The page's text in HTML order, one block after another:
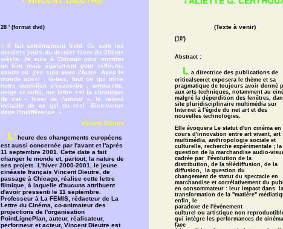
28 ' (format dvd)
«
Il fait extrêmement froid. Ce sont les
derniers jours du dernier hiver du 20éme
siècle. Je suis à Chicago pour montrer
un film mais également pour réfléchir,
savoir où j'en suis avec l'Autre. Avec le
monde aussi ; là-bas, tout ce qui mine
notre quotidien s'exacerbe ; amourette,
neige et oubli, ma lettre est la chronique
de cet « hiver de l'amour », le relevé
instable de ce gel du réel. Bien-venue
dans l'indifférence. »
Vincent Dieutre
L'heure des changements européens
est aussi concernée par l'avant et l'après
11 septembre 2001. Cette date a fait
changer le monde et, partout, la nature de
ses projets. L'hiver 2000-2001, le jeune
cinéaste français Vincent Dieutre, de
passage à Chicago, réalise cette lettre
filmique, à laquelle d'aucuns attribuent
d'avoir pressenti le 11 septembre.
Professeur à La FEMIS, rédacteur de La
Lettre du Cinéma, co-animateur des
projections de l'organisation
PointLignePlan, auteur, réalisateur,
performeur et acteur, Vincent Dieutre est
(Texte à venir)
(10')
Abstract :
L a directrice des publications de
criticalsecret exposera le thème et sa
pragmatique de toujours avoir donné
aux arts techniques, notamment au
malgré la déperdition des fenêtres,
site pluridisciplinaire multimédia sur
Internet à l'égide du net art et des
nouvelles technologies.
Elle évoquera Le statut d'un cinéma en
cours d'innovation entre art vivant, art
multimédia, anthropologie sociale et
culturelle, recherche expérimentale ; la
question de la marchandise audio-
cadrée par l'évolution de la
distribution, de la télédiffusion, de la
diffusion, la question du
changement de statut du spectacle en
marchandise et corrélativement du
en consommateur : leur impact dans la
transformation de la "matière"
enfin, le
paradoxe de l'événement
culturel ou artistique non
qui intègre les performances de cinéma,
face